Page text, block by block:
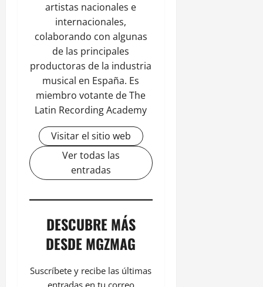
artistas nacionales e
internacionales,
colaborando con algunas
de las principales
productoras de la industria
musical en España. Es
miembro votante de The
Latin Recording Academy
Visitar el sitio web
Ver todas las
entradas
DESCUBRE MÁS
DESDE MGZMAG
Suscríbete y recibe las últimas